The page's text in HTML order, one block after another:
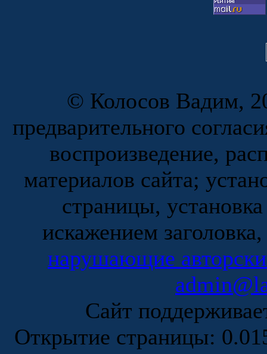
© Колосов Вадим,
предварительного
воспроизведение,
материалов сайта;
страницы,
искажением
нарушающие
Сайт
Открытие страницы: